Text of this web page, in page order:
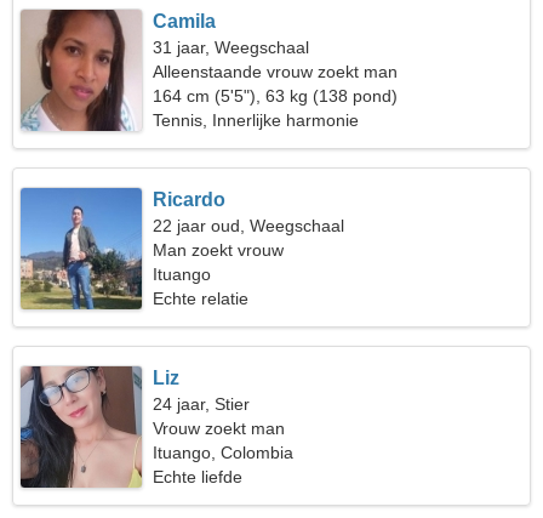
Camila
31 jaar, Weegschaal
Alleenstaande vrouw zoekt man
164 cm (5'5"), 63 kg (138 pond)
Tennis, Innerlijke harmonie
Ricardo
22 jaar oud, Weegschaal
Man zoekt vrouw
Ituango
Echte relatie
Liz
24 jaar, Stier
Vrouw zoekt man
Ituango, Colombia
Echte liefde